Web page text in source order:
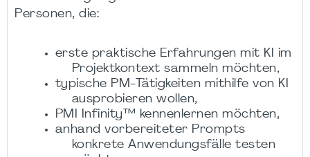
Personen, die:
erste praktische Erfahrungen mit KI im
Projektkontext sammeln möchten,
typische PM-Tätigkeiten mithilfe von KI
ausprobieren wollen,
PMI Infinity™ kennenlernen möchten,
anhand vorbereiteter Prompts
konkrete Anwendungsfälle testen